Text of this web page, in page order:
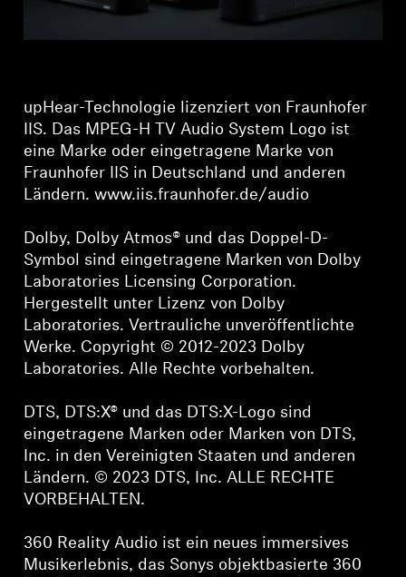
upHear-Technologie lizenziert von Fraunhofer
IIS. Das MPEG-H TV Audio System Logo ist
eine Marke oder eingetragene Marke von
Fraunhofer IIS in Deutschland und anderen
Ländern. www.iis.fraunhofer.de/audio
Dolby, Dolby Atmos® und das Doppel-D-
Symbol sind eingetragene Marken von Dolby
Laboratories Licensing Corporation.
Hergestellt unter Lizenz von Dolby
Laboratories. Vertrauliche unveröffentlichte
Werke. Copyright © 2012-2023 Dolby
Laboratories. Alle Rechte vorbehalten.
DTS, DTS:X® und das DTS:X-Logo sind
eingetragene Marken oder Marken von DTS,
Inc. in den Vereinigten Staaten und anderen
Ländern. © 2023 DTS, Inc. ALLE RECHTE
VORBEHALTEN.
360 Reality Audio ist ein neues immersives
Musikerlebnis, das Sonys objektbasierte 360